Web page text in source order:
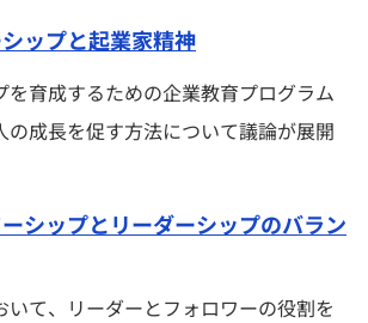
ップと起業家精神
を育成するための企業教育プログラム
の成長を促す方法について議論が展開
シップとリーダーシップのバラン
いて、リーダーとフォロワーの役割を